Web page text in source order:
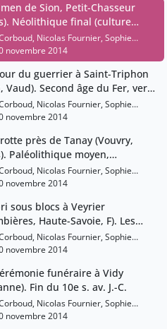
de Sion, Petit-Chasseur
Néolithique final (culture
vers 2400 av. J.-C.
Nicolas Fournier, Sophie
novembre 2014
du guerrier à Saint-Triphon
Vaud). Second âge du Fer, vers
J.-C.
Nicolas Fournier, Sophie
novembre 2014
près de Tanay (Vouvry,
Paléolithique moyen,
vers -35'000
Nicolas Fournier, Sophie
novembre 2014
sous blocs à Veyrier
Haute-Savoie, F). Les
du Magdalénien, vers
av. J.-C.
Nicolas Fournier, Sophie
novembre 2014
funéraire à Vidy
Fin du 10e s. av. J.-C.
Nicolas Fournier, Sophie
novembre 2014